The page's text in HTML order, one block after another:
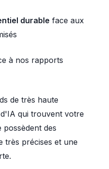
durable face aux
à nos rapports
de très haute
qui trouvent votre
des
très précises et une